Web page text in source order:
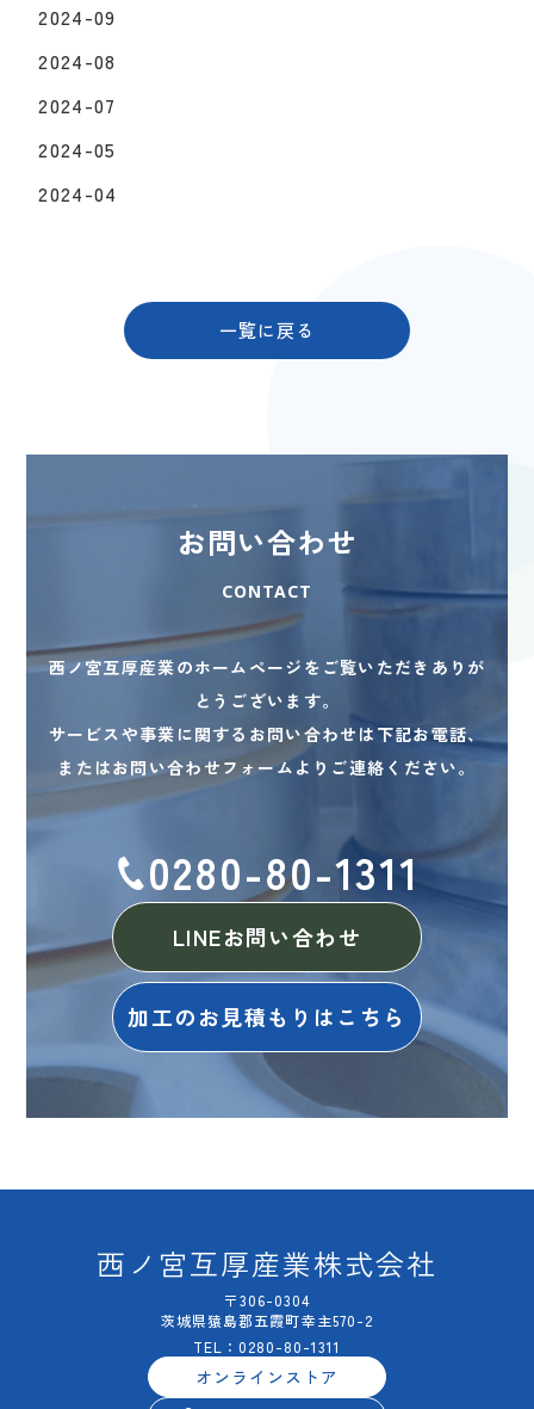
2024-09
2024-08
2024-07
2024-05
2024-04
一覧に戻る
お問い合わせ
CONTACT
西ノ宮互厚産業のホームページをご覧いただきありが
とうございます。
サービスや事業に関するお問い合わせは下記お電話、
またはお問い合わせフォームよりご連絡ください。
0280-80-1311
LINEお問い合わせ
加工のお見積もりはこちら
西ノ宮互厚産業株式会社
〒306-0304
茨城県猿島郡五霞町幸主570-2
TEL：0280-80-1311
オンラインストア